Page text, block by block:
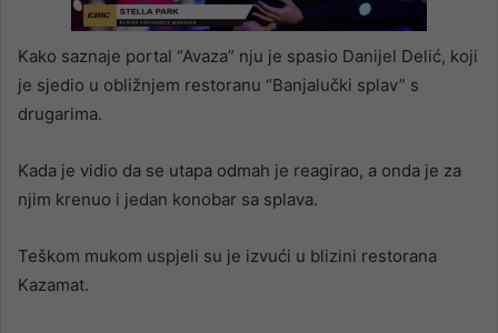
Kako saznaje portal “Avaza” nju je spasio Danijel Delić, koji
je sjedio u obližnjem restoranu “Banjalučki splav” s
drugarima.
Kada je vidio da se utapa odmah je reagirao, a onda je za
njim krenuo i jedan konobar sa splava.
Teškom mukom uspjeli su je izvući u blizini restorana
Kazamat.